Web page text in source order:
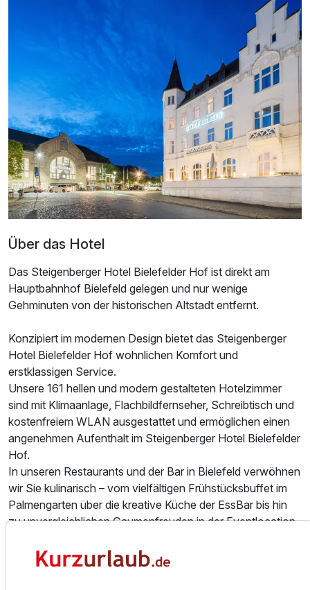
Einzelzimmer
1 Erwachsenen
Ausstattung
Für 4 Tage p.P. ab297,00 €
Über das Hotel
Das Steigenberger Hotel Bielefelder Hof ist direkt am
Hauptbahnhof Bielefeld gelegen und nur wenige
Gehminuten von der historischen Altstadt entfernt.
Konzipiert im modernen Design bietet das Steigenberger
Hotel Bielefelder Hof wohnlichen Komfort und
erstklassigen Service.
Unsere 161 hellen und modern gestalteten Hotelzimmer
sind mit Klimaanlage, Flachbildfernseher, Schreibtisch und
kostenfreiem WLAN ausgestattet und ermöglichen einen
angenehmen Aufenthalt im Steigenberger Hotel Bielefelder
Hof.
In unseren Restaurants und der Bar in Bielefeld verwöhnen
wir Sie kulinarisch – vom vielfältigen Frühstücksbuffet im
Palmengarten über die kreative Küche der EssBar bis hin
zu unvergleichlichen Gaumenfreuden in der Eventlocation
Bielefeld, die charmante Stadt in Nordrhein-Westfalen, hat